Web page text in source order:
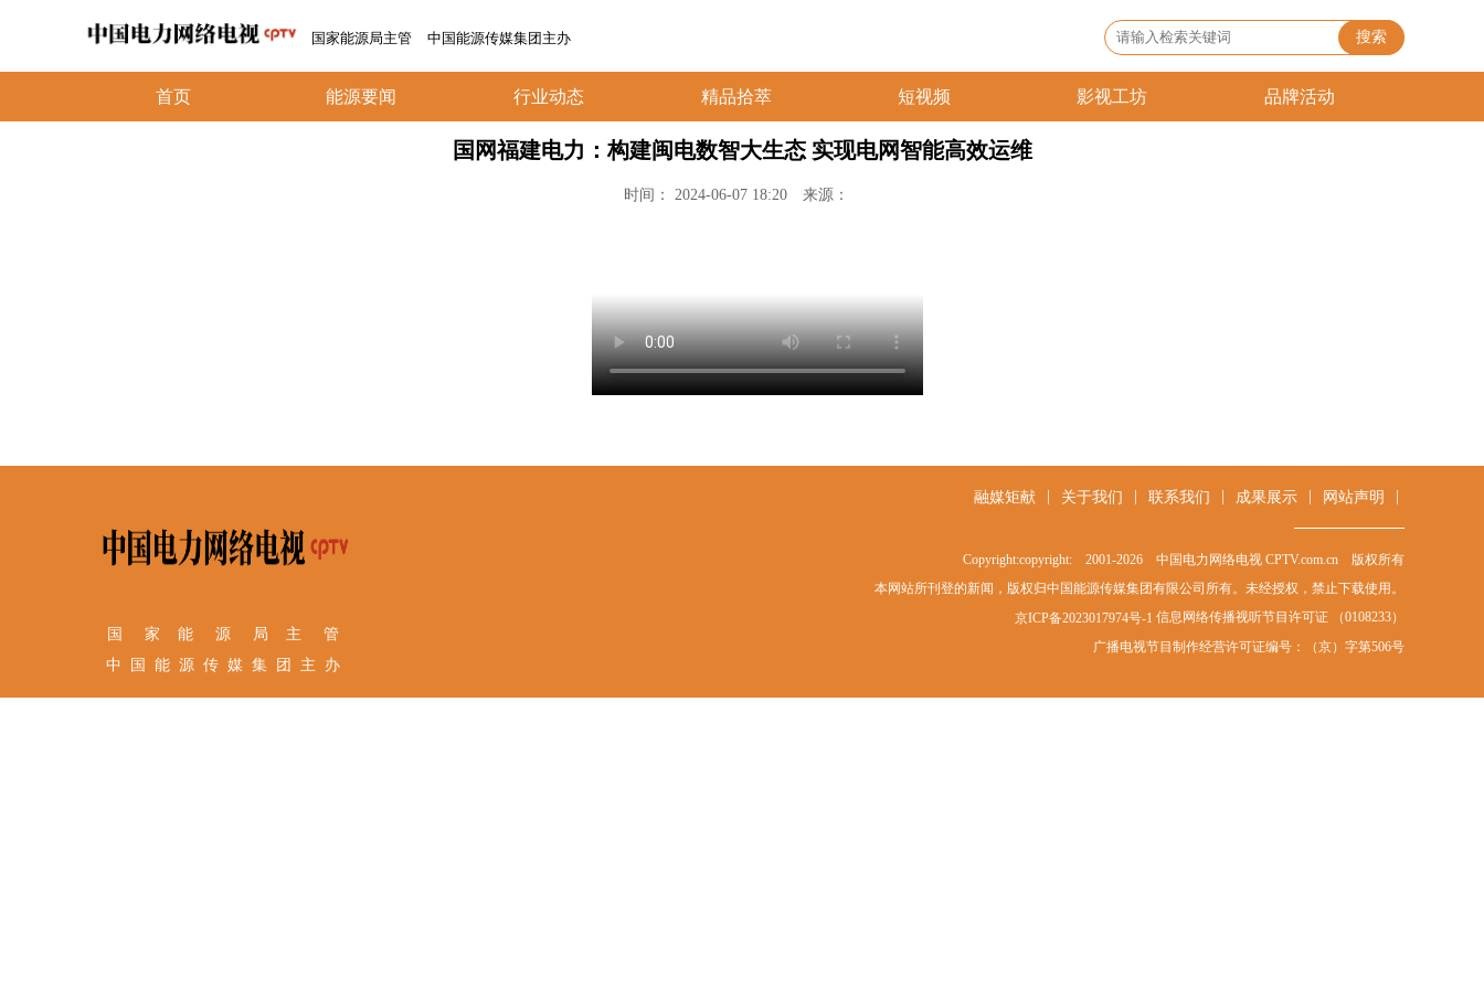
国家能源局主管 中国能源传媒集团主办 搜索
首页 能源要闻 行业动态 精品拾萃 短视频 影视工坊 品牌活动
国网福建电力：构建闽电数智大生态 实现电网智能高效运维
时间： 2024-06-07 18:20 来源：
国 家 能 源 局 主 管
中 国 能 源 传 媒 集 团 主 办
网站声明
成果展示
联系我们
关于我们
融媒矩献
Copyright:copyright: 2001-2026 中国电力网络电视 CPTV.com.cn 版权所有
本网站所刊登的新闻，版权归中国能源传媒集团有限公司所有。未经授权，禁止下载使用。
京ICP备2023017974号-1 信息网络传播视听节目许可证 （0108233）
广播电视节目制作经营许可证编号：（京）字第506号